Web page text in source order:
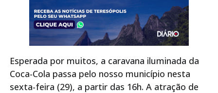
Esperada por muitos, a caravana iluminada da
Coca-Cola passa pelo nosso município nesta
sexta-feira (29), a partir das 16h. A atração de